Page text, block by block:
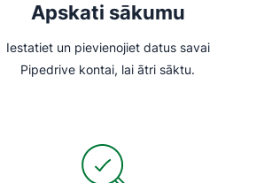
Apskati sākumu
Iestatiet un pievienojiet datus savai
Pipedrive kontai, lai ātri sāktu.